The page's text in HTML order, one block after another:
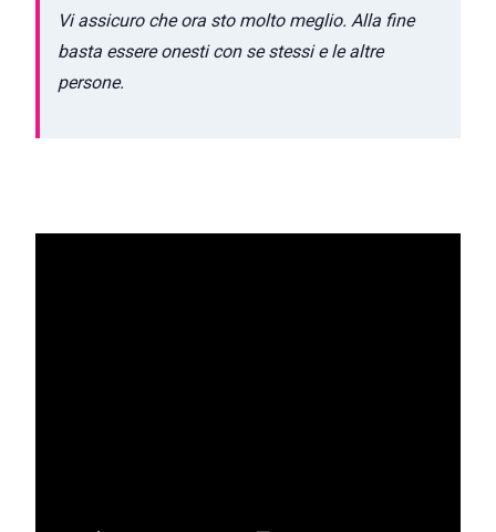
Vi assicuro che ora sto molto meglio. Alla fine
basta essere onesti con se stessi e le altre
persone.